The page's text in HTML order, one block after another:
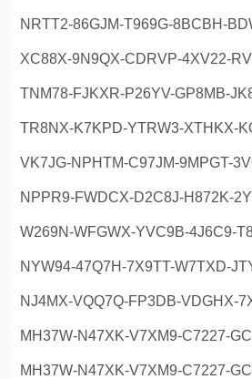
NRTT2-86GJM-T969G-8BCBH-
XC88X-9N9QX-CDRVP-4XV22-
TNM78-FJKXR-P26YV-GP8MB-
TR8NX-K7KPD-YTRW3-XTHKX-
VK7JG-NPHTM-C97JM-9MPGT-
NPPR9-FWDCX-D2C8J-H872K-
W269N-WFGWX-YVC9B-4J6C9-
NYW94-47Q7H-7X9TT-W7TXD-
NJ4MX-VQQ7Q-FP3DB-VDGHX-
MH37W-N47XK-V7XM9-C7227-
MH37W-N47XK-V7XM9-C7227-